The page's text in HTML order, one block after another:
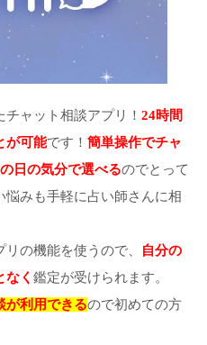
ャット相談アプリ！ 24時間
が可能です！ 簡単操作でチャ
日の気分で選べるのでとって
悩みも手軽に占い師さんに相
の機能を使うので、
自分の
なく 鑑定が受けられます。
が利用できるので初めての方